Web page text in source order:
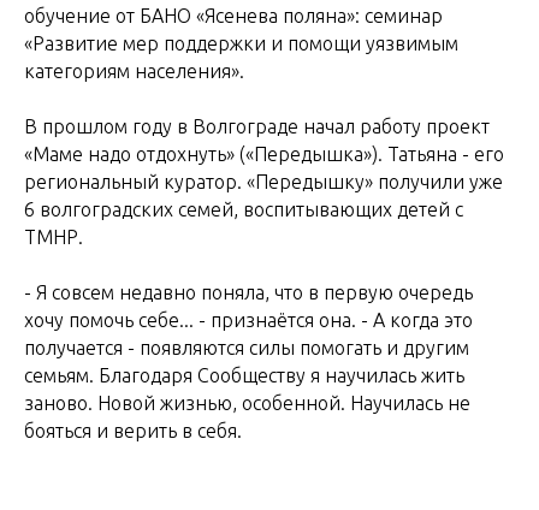
обучение от БАНО «Ясенева поляна»: семинар
«Развитие мер поддержки и помощи уязвимым
категориям населения».
В прошлом году в Волгограде начал работу проект
«Маме надо отдохнуть» («Передышка»). Татьяна - его
региональный куратор. «Передышку» получили уже
6 волгоградских семей, воспитывающих детей с
ТМНР.
- Я совсем недавно поняла, что в первую очередь
хочу помочь себе... - признаётся она. - А когда это
получается - появляются силы помогать и другим
семьям. Благодаря Сообществу я научилась жить
заново. Новой жизнью, особенной. Научилась не
бояться и верить в себя.